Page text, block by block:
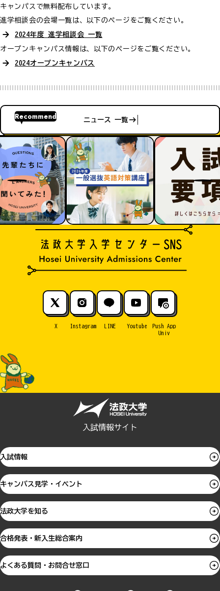
キャンパスで無料配布しています。
進学相談会の会場一覧は、以下のページをご覧ください。
2024年度 進学相談会 一覧
オープンキャンパス情報は、以下のページをご覧ください。
2024オープンキャンパス
ニュース 一覧
Recommend
X Instagram LINE Youtube
Push App
Univ
入試情報サイト
入試情報
キャンパス見学・イベント
法政大学を知る
合格発表・新入生総合案内
よくある質問・お問合せ窓口